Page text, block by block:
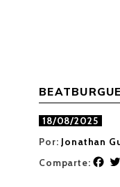
18/08/2025
Por: Jonathan
Comparte:
F